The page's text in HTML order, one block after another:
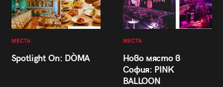
МЕСТА
Spotlight On: DÒMA
МЕСТА
Ново място в
София: PINK
BALLOON